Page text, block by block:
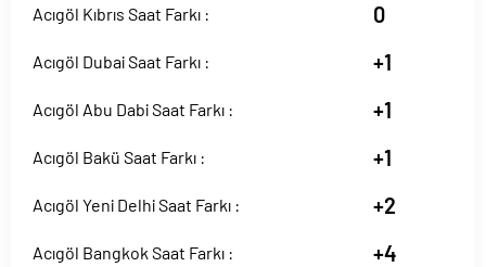
Acıgöl Kıbrıs Saat Farkı : 0
Acıgöl Dubai Saat Farkı : +1
Acıgöl Abu Dabi Saat Farkı : +1
Acıgöl Bakü Saat Farkı : +1
Acıgöl Yeni Delhi Saat Farkı : +2
Acıgöl Bangkok Saat Farkı : +4